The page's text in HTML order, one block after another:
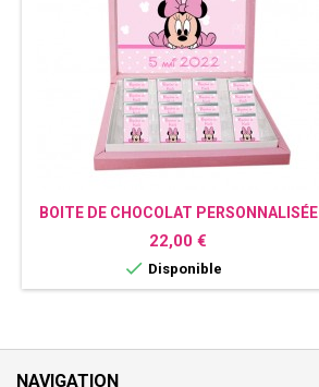
BOITE DE CHOCOLAT PERSONNALISÉE
MINNIE
Prix
22,00 €
 Disponible
NAVIGATION